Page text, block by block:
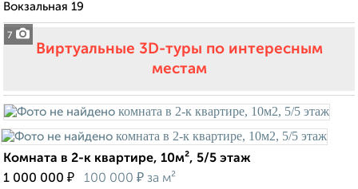
7
Вокзальная 19
Виртуальные 3D-туры по интересным
местам
Комната в 2-к квартире, 10м², 5/5 этаж
1 000 000 ₽ 100 000 ₽ за м²